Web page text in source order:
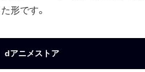
形です。
dアニメストア